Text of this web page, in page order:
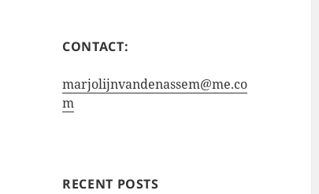
CONTACT:
marjolijnvandenassem@me.co
m
RECENT POSTS